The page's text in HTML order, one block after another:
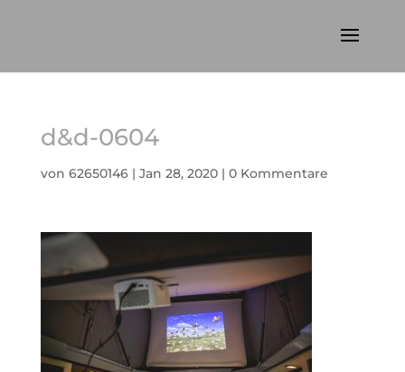
d&d-0604
von 62650146| Jan 28, 2020| 0 Kommentare